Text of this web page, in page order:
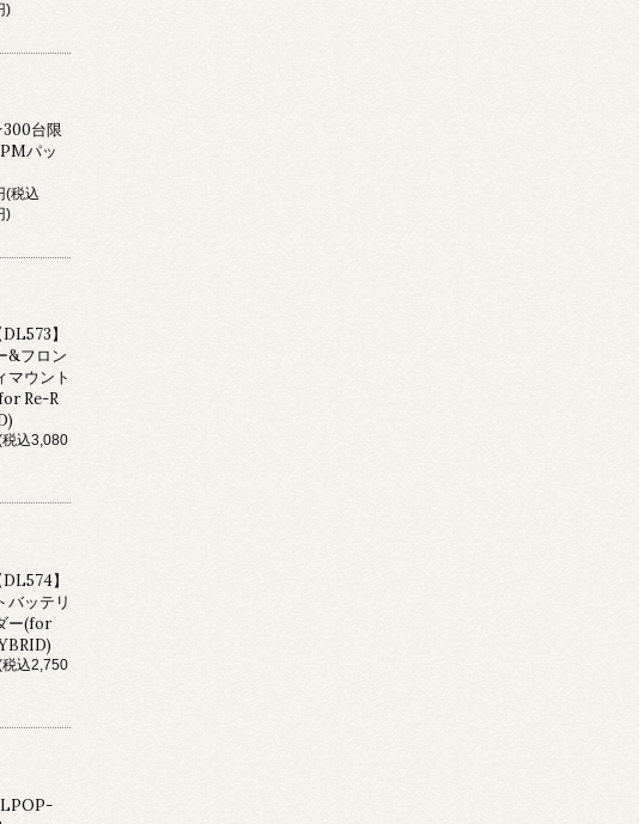
)
台限
パッ
(税込
)
DL573】
&フロン
マウント
Re-R
込3,080
DL574】
バッテリ
ー(for
込2,750
LPOP-